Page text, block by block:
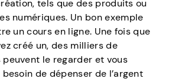
tels que des produits ou
numériques. Un bon exemple
un cours en ligne. Une fois que
créé un, des milliers de
peuvent le regarder et vous
besoin de dépenser de l’argent